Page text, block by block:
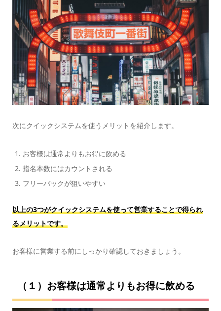
次にクイックシステムを使うメリットを紹介します。
お客様は通常よりもお得に飲める
指名本数にはカウントされる
フリーバックが狙いやすい
以上の3つがクイックシステムを使って営業することで得られ
るメリットです。
お客様に営業する前にしっかり確認しておきましょう。
（１）お客様は通常よりもお得に飲める